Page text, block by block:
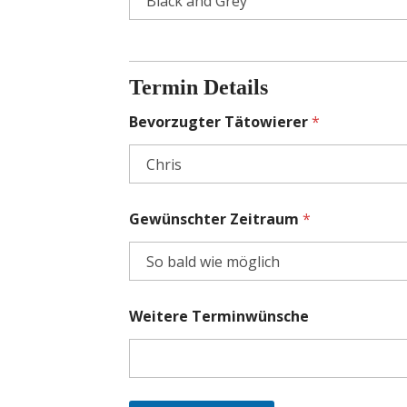
Termin Details
Bevorzugter Tätowierer*
Gewünschter Zeitraum *
Weitere Terminwünsche